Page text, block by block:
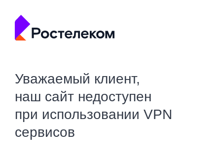
Уважаемый клиент,
наш сайт недоступен
при использовании VPN
сервисов